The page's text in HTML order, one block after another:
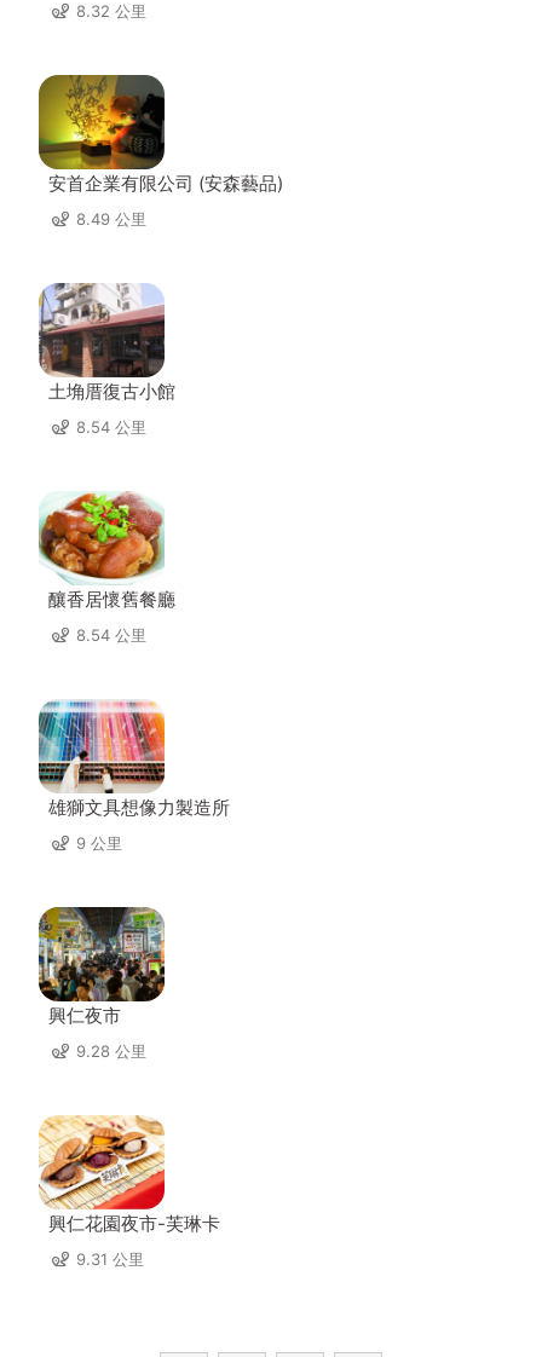
8.32 公里
安首企業有限公司 (安森藝品)
8.49 公里
土埆厝復古小館
8.54 公里
釀香居懷舊餐廳
8.54 公里
雄獅文具想像力製造所
9 公里
興仁夜市
9.28 公里
興仁花園夜市-芙琳卡
9.31 公里